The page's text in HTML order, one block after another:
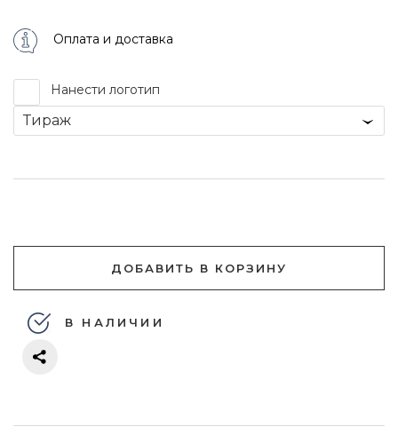
Оплата и доставка
Нанести логотип
Тираж
ДОБАВИТЬ В КОРЗИНУ
В НАЛИЧИИ